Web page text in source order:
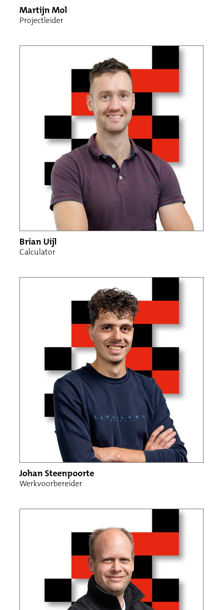
Martijn Mol
Projectleider
Brian Uijl
Calculator
Johan Steenpoorte
Werkvoorbereider